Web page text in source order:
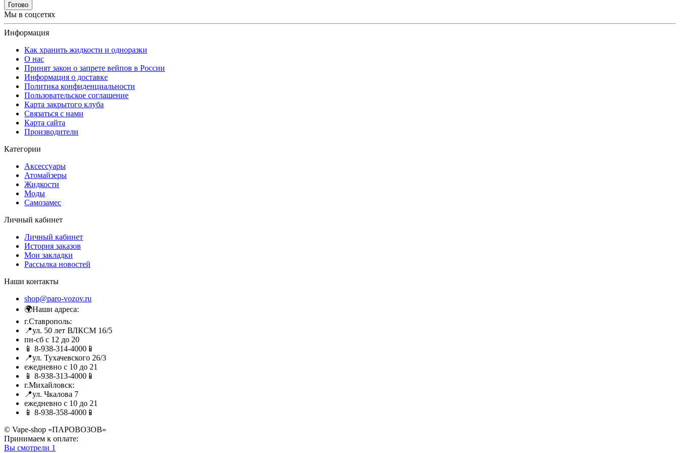
Готово
Мы в соцсетях
Информация
Как хранить жидкости и одноразки
О нас
Принят закон о запрете вейпов в России
Информация о доставке
Политика конфиденциальности
Пользовательское соглашение
Карта закрытого клуба
Связаться с нами
Карта сайта
Производители
Категории
Аксессуары
Атомайзеры
Жидкости
Моды
Самозамес
Личный кабинет
Личный кабинет
История заказов
Мои закладки
Рассылка новостей
Наши контакты
shop@paro-vozov.ru
🌍Наши адреса:
г.Ставрополь:
📍ул. 50 лет ВЛКСМ 16/5
пн-сб с 12 до 20
📱 8-938-314-4000📱
📍ул. Тухачевского 26/3
ежедневно с 10 до 21
📱 8-938-313-4000📱
г.Михайловск:
📍ул. Чкалова 7
ежедневно с 10 до 21
📱 8-938-358-4000📱
© Vape-shop «ПАРОВОЗОВ»
Принимаем к оплате:
Вы смотрели 1